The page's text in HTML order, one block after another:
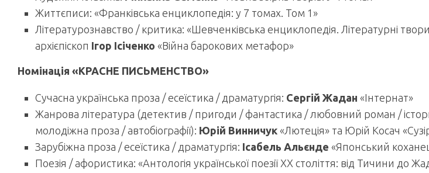
Життєписи: «Франківська енциклопедія: у 7 томах. Том 1»
Літературознавство / критика: «Шевченківська енциклопедія. Літературні
архієпіскоп Ігор Ісіченко «Війна барокових метафор»
Номінація «КРАСНЕ ПИСЬМЕНСТВО»
Сучасна українська проза / есеїстика / драматургія: Сергій Жадан «Інтернат»
Жанрова література (детектив / пригоди / фантастика / любовний роман /
молодіжна проза / автобіографії): Юрій Винничук «Лютеція» та Юрій Косач
Зарубіжна проза / есеїстика / драматургія: Ісабель Альєнде «Японський
Поезія / афористика: «Антологія української поезії ХХ століття: від Тичини до